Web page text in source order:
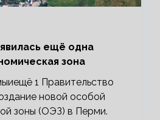
ещё одна
зона
1 Правительство
новой особой
зоны (ОЭЗ) в Перми.